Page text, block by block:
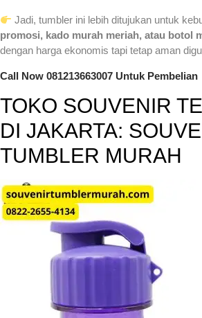
Jadi, tumbler ini lebih ditujukan untuk
promosi, kado murah meriah, atau botol
dengan harga ekonomis tapi tetap aman
Call Now 081213663007 Untuk Pembelian
TOKO SOUVENIR
DI JAKARTA:
TUMBLER MURAH